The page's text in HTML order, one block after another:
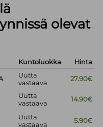
olevat
Kuntoluokka Hinta
Uutta
vastaava
27.90€
Uutta
vastaava
14.90€
Uutta
vastaava
5.90€